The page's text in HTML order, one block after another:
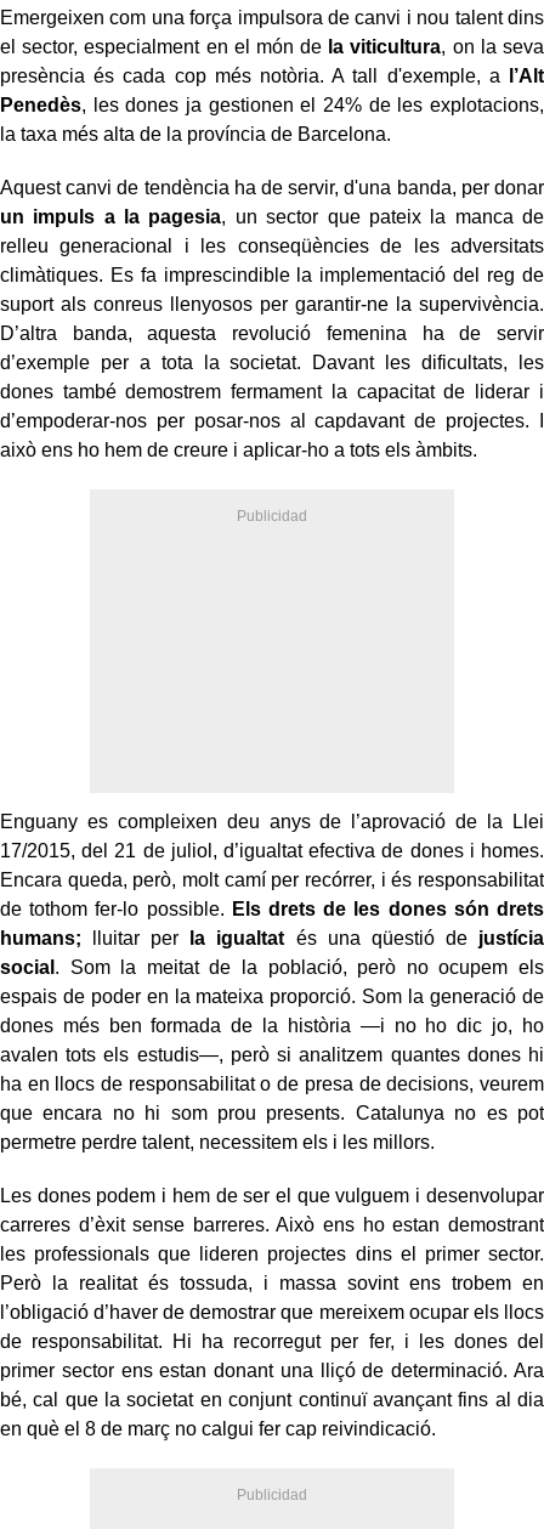
Emergeixen com una força impulsora de canvi i nou talent dins
el sector, especialment en el món de la viticultura, on la seva
presència és cada cop més notòria. A tall d'exemple, a l’Alt
Penedès, les dones ja gestionen el 24% de les explotacions,
la taxa més alta de la província de Barcelona.
Aquest canvi de tendència ha de servir, d'una banda, per donar
un impuls a la pagesia, un sector que pateix la manca de
relleu generacional i les conseqüències de les adversitats
climàtiques. Es fa imprescindible la implementació del reg de
suport als conreus llenyosos per garantir-ne la supervivència.
D’altra banda, aquesta revolució femenina ha de servir
d’exemple per a tota la societat. Davant les dificultats, les
dones també demostrem fermament la capacitat de liderar i
d’empoderar-nos per posar-nos al capdavant de projectes. I
això ens ho hem de creure i aplicar-ho a tots els àmbits.
Enguany es compleixen deu anys de l’aprovació de la Llei
17/2015, del 21 de juliol, d’igualtat efectiva de dones i homes.
Encara queda, però, molt camí per recórrer, i és responsabilitat
de tothom fer-lo possible. Els drets de les dones són drets
humans; lluitar per la igualtat és una qüestió de justícia
social . Som la meitat de la població, però no ocupem els
espais de poder en la mateixa proporció. Som la generació de
dones més ben formada de la història —i no ho dic jo, ho
avalen tots els estudis—, però si analitzem quantes dones hi
ha en llocs de responsabilitat o de presa de decisions, veurem
que encara no hi som prou presents. Catalunya no es pot
permetre perdre talent, necessitem els i les millors.
Les dones podem i hem de ser el que vulguem i desenvolupar
carreres d’èxit sense barreres. Això ens ho estan demostrant
les professionals que lideren projectes dins el primer sector.
Però la realitat és tossuda, i massa sovint ens trobem en
l’obligació d’haver de demostrar que mereixem ocupar els llocs
de responsabilitat. Hi ha recorregut per fer, i les dones del
primer sector ens estan donant una lliçó de determinació. Ara
bé, cal que la societat en conjunt continuï avançant fins al dia
en què el 8 de març no calgui fer cap reivindicació.